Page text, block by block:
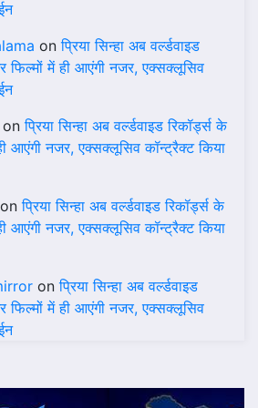
onप्रिया सिन्हा अब वर्ल्डवाइड
फिल्मों में ही आएंगी नजर, एक्सक्लूसिव
onप्रिया सिन्हा अब वर्ल्डवाइड रिकॉर्ड्स के
आएंगी नजर, एक्सक्लूसिव कॉन्ट्रैक्ट किया
onप्रिया सिन्हा अब वर्ल्डवाइड रिकॉर्ड्स के
आएंगी नजर, एक्सक्लूसिव कॉन्ट्रैक्ट किया
onप्रिया सिन्हा अब वर्ल्डवाइड
फिल्मों में ही आएंगी नजर, एक्सक्लूसिव